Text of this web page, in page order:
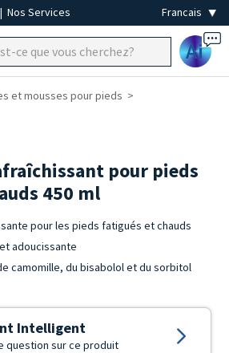
| Nos Services
Ai
et mousses pour pieds
pour pieds
450 ml
pour les pieds fatigués et chauds
adoucissante
camomille, du bisabolol et du sorbitol
Intelligent
question sur ce produit